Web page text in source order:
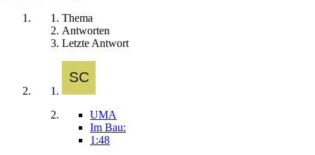
Thema
Antworten
Letzte Antwort
UMA
Im Bau:
1:48